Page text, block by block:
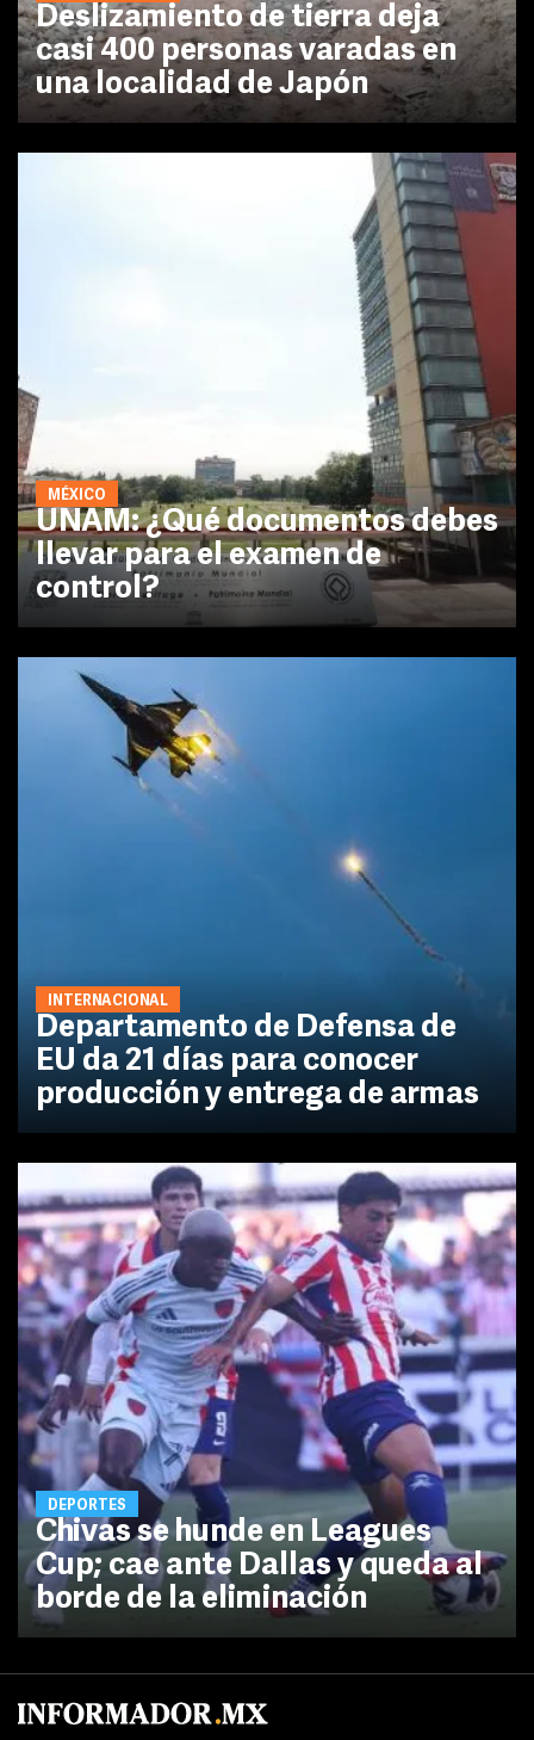
Deslizamiento de tierra deja
casi 400 personas varadas en
una localidad de Japón
MÉXICO
UNAM: ¿Qué documentos debes
llevar para el examen de
control?
INTERNACIONAL
Departamento de Defensa de
EU da 21 días para conocer
producción y entrega de armas
DEPORTES
Chivas se hunde en Leagues
Cup; cae ante Dallas y queda al
borde de la eliminación